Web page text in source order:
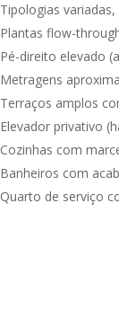
Tipologias
Plantas flow-
Pé-direito elevado
Metragens
Terraços amplos
Elevador privativo
Cozinhas com
Banheiros com
Quarto de serviço